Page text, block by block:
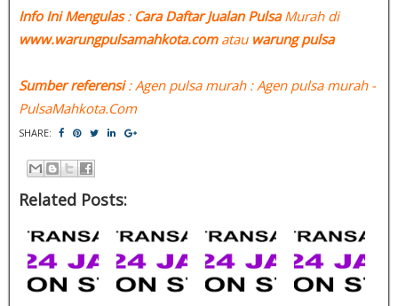
Info Ini Mengulas: Cara Daftar Jualan PulsaMurah di
www.warungpulsamahkota.comatau warung pulsa
Sumber referensi: Agen pulsa murah : Agen pulsa murah -
PulsaMahkota.Com
SHARE:
Related Posts: